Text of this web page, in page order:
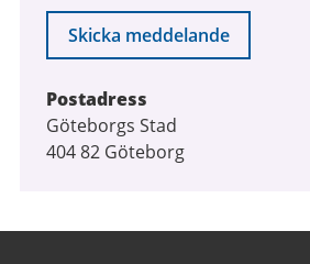
Skicka meddelande
Postadress
Göteborgs Stad
404 82 Göteborg